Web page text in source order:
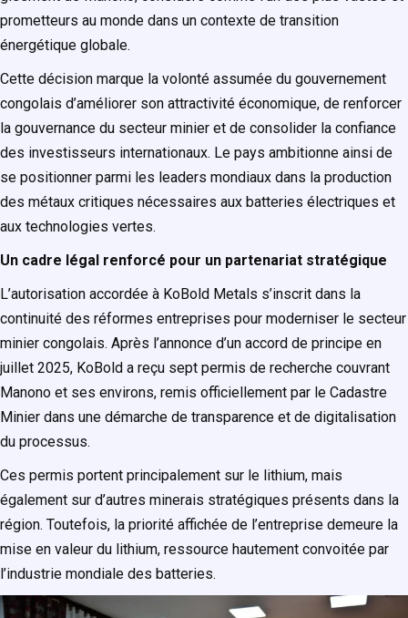
prometteurs au monde dans un contexte de transition
énergétique globale.
Cette décision marque la volonté assumée du gouvernement
congolais d’améliorer son attractivité économique, de renforcer
la gouvernance du secteur minier et de consolider la confiance
des investisseurs internationaux. Le pays ambitionne ainsi de
se positionner parmi les leaders mondiaux dans la production
des métaux critiques nécessaires aux batteries électriques et
aux technologies vertes.
Un cadre légal renforcé pour un partenariat stratégique
L’autorisation accordée à KoBold Metals s’inscrit dans la
continuité des réformes entreprises pour moderniser le secteur
minier congolais. Après l’annonce d’un accord de principe en
juillet 2025, KoBold a reçu sept permis de recherche couvrant
Manono et ses environs, remis officiellement par le Cadastre
Minier dans une démarche de transparence et de digitalisation
du processus.
Ces permis portent principalement sur le lithium, mais
également sur d’autres minerais stratégiques présents dans la
région. Toutefois, la priorité affichée de l’entreprise demeure la
mise en valeur du lithium, ressource hautement convoitée par
l’industrie mondiale des batteries.